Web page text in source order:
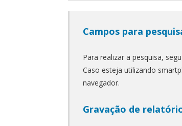
Campos para
Para realizar a pesquisa,
Caso esteja utilizando
navegador.
Gravação de